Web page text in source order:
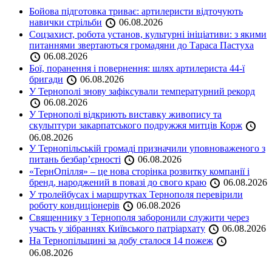
Бойова підготовка триває: артилеристи відточують
навички стрільби
06.08.2026
Соцзахист, робота установ, культурні ініціативи: з якими
питаннями звертаються громадяни до Тараса Пастуха
06.08.2026
Бої, поранення і повернення: шлях артилериста 44-ї
бригади
06.08.2026
У Тернополі знову зафіксували температурний рекорд
06.08.2026
У Тернополі відкриють виставку живопису та
скульптури закарпатського подружжя митців Корж
06.08.2026
У Тернопільській громаді призначили уповноваженого з
питань безбар’єрності
06.08.2026
«ТернОпілля» – це нова сторінка розвитку компанії і
бренд, народжений в повазі до свого краю
06.08.2026
У тролейбусах і маршрутках Тернополя перевірили
роботу кондиціонерів
06.08.2026
Священнику з Тернополя заборонили служити через
участь у зібраннях Київського патріархату
06.08.2026
На Тернопільщині за добу сталося 14 пожеж
06.08.2026